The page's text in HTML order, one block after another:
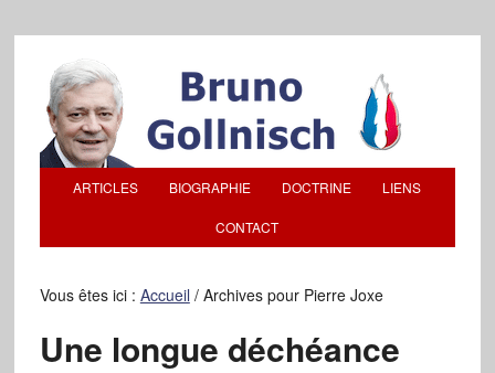
ARTICLES BIOGRAPHIE DOCTRINE LIENS
CONTACT
Vous êtes ici : Accueil /Archives pour Pierre Joxe
Une longue déchéance